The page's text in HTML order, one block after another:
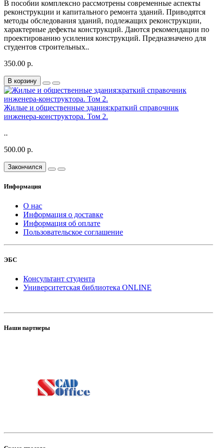
В пособии комплексно рассмотрены современные аспекты
реконструкции и капитального ремонта зданий. Приводятся
методы обследования зданий, подлежащих реконструкции,
характерные дефекты конструкций. Даются рекомендации по
проектированию усиления конструкций. Предназначено для
студентов строительных..
350.00 р.
В корзину
Жилые и общественные здания:краткий справочник
инженера-конструктора. Том 2.
..
500.00 р.
Закончился
Информация
О нас
Информация о доставке
Информация об оплате
Пользовательское соглашение
ЭБС
Консультант студента
Университетская библиотека ONLINE
Наши партнеры